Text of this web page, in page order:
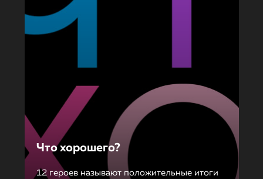
Что хорошего?
12 героев называют положительные итоги